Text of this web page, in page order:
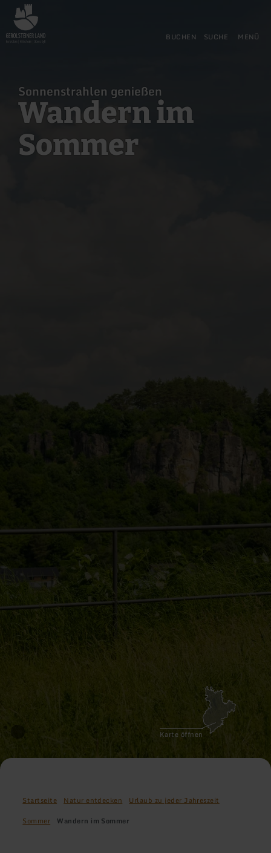
Zurück
zur
Startseite
BUCHEN SUCHE MENÜ
Karte öffnen
Sonnenstrahlen genießen
Wandern im
Sommer
Startseite Natur entdecken
Urlaub zu jeder Jahreszeit
Sommer
Wandern im Sommer